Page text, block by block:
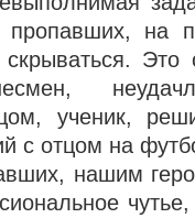
пропавших, на
скрываться.
ученик,
с отцом на
нашим